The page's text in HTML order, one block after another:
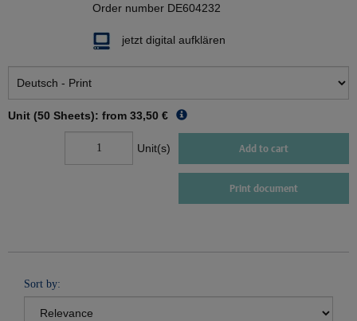
Order number DE604232
jetzt digital aufklären
Unit (50 Sheets): from 33,50 €
Unit(s) Add to cart
Print document
Sort by: